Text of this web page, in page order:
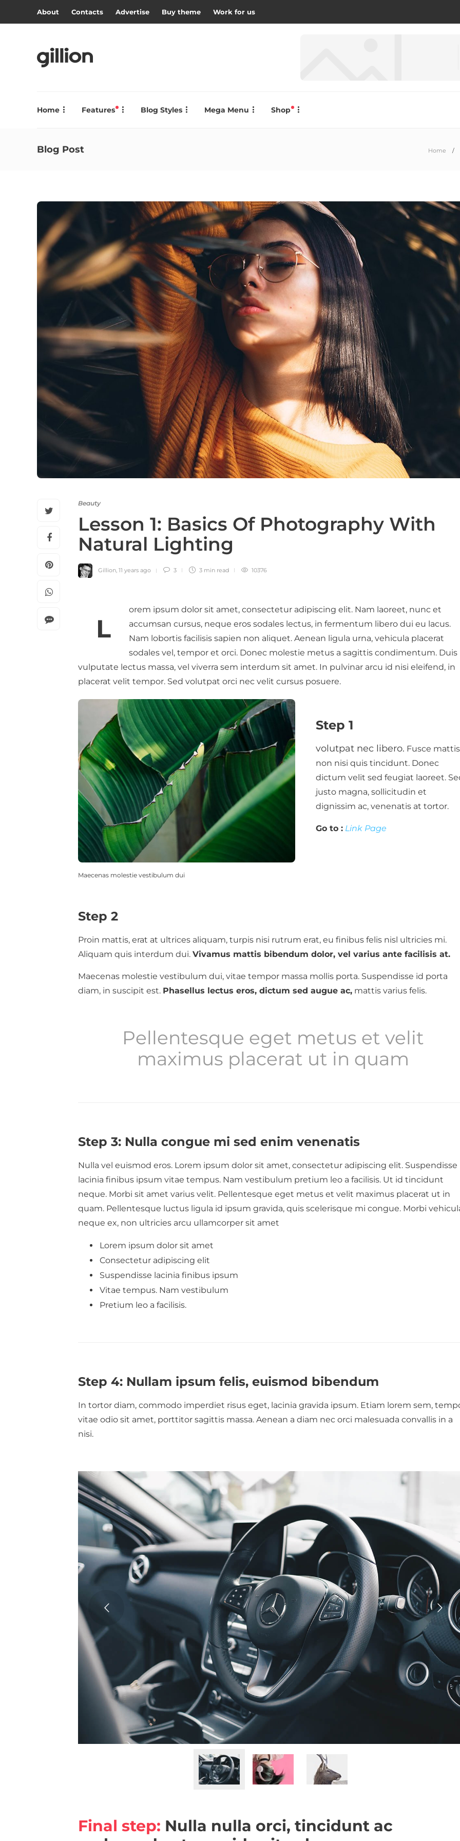
About Contacts Advertise Buy theme Work for us
Home Features Blog Styles Mega Menu Shop
Blog Post Home
Beauty
Lesson 1: Basics Of Photography With
Natural Lighting
Gillion, 11 years ago 3 3 min read 10376
L
orem ipsum dolor sit amet, consectetur adipiscing elit. Nam laoreet, nunc et
accumsan cursus, neque eros sodales lectus, in fermentum libero dui eu lacus.
Nam lobortis facilisis sapien non aliquet. Aenean ligula urna, vehicula placerat
sodales vel, tempor et orci. Donec molestie metus a sagittis condimentum. Duis
vulputate lectus massa, vel viverra sem interdum sit amet. In pulvinar arcu id nisi eleifend, in
placerat velit tempor. Sed volutpat orci nec velit cursus posuere.
Maecenas molestie vestibulum dui
Step 1
volutpat nec libero. Fusce mattis
non nisi quis tincidunt. Donec
dictum velit sed feugiat laoreet.
justo magna, sollicitudin et
dignissim ac, venenatis at tortor.
Go to : Link Page
Step 2
Proin mattis, erat at ultrices aliquam, turpis nisi rutrum erat, eu finibus felis nisl ultricies mi.
Aliquam quis interdum dui. Vivamus mattis bibendum dolor, vel varius ante facilisis at.
Maecenas molestie vestibulum dui, vitae tempor massa mollis porta. Suspendisse id porta
diam, in suscipit est. Phasellus lectus eros, dictum sed augue ac, mattis varius felis.
Pellentesque eget metus et velit
maximus placerat ut in quam
Step 3: Nulla congue mi sed enim venenatis
Nulla vel euismod eros. Lorem ipsum dolor sit amet, consectetur adipiscing elit. Suspendisse
lacinia finibus ipsum vitae tempus. Nam vestibulum pretium leo a facilisis. Ut id tincidunt
neque. Morbi sit amet varius velit. Pellentesque eget metus et velit maximus placerat ut in
quam. Pellentesque luctus ligula id ipsum gravida, quis scelerisque mi congue. Morbi
neque ex, non ultricies arcu ullamcorper sit amet
Lorem ipsum dolor sit amet
Consectetur adipiscing elit
Suspendisse lacinia finibus ipsum
Vitae tempus. Nam vestibulum
Pretium leo a facilisis.
Step 4: Nullam ipsum felis, euismod bibendum
In tortor diam, commodo imperdiet risus eget, lacinia gravida ipsum. Etiam lorem sem,
vitae odio sit amet, porttitor sagittis massa. Aenean a diam nec orci malesuada convallis in a
nisi.
Final step: Nulla nulla orci, tincidunt ac